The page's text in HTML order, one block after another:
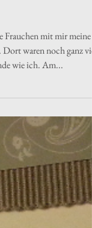
erster
Frauchen mit mir meine
waren noch ganz
wie ich. Am...